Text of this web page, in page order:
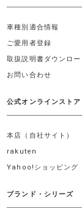
車種別適合情報
ご愛用者登録
取扱説明書ダウンロー
お問い合わせ
公式オンラインストア
本店（自社サイト）
rakuten
Yahoo!ショッピング
ブランド・シリーズ